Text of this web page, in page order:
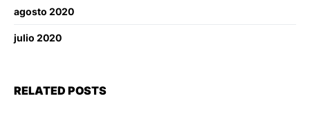
agosto 2020
julio 2020
RELATED POSTS